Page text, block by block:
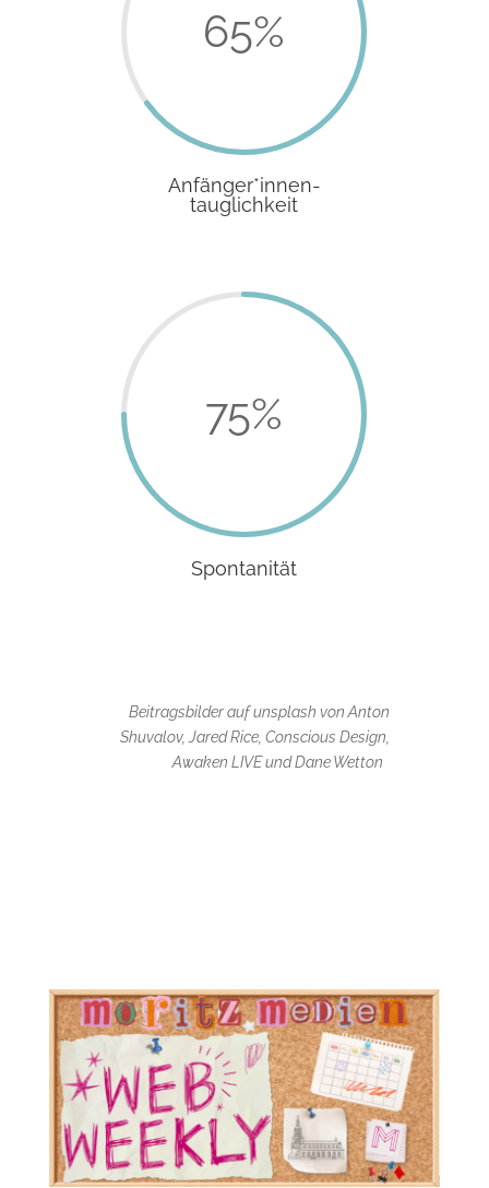
65%
Anfänger*innen-
tauglichkeit
75%
Spontanität
Beitragsbilder auf unsplash von Anton
Shuvalov, Jared Rice,Conscious Design,
Awaken LIVE undDane Wetton